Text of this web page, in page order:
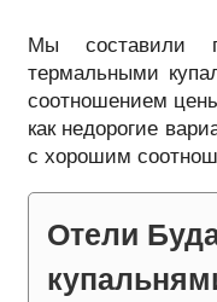
Мы составили
термальными
соотношением
как недорогие
с хорошим
Отели